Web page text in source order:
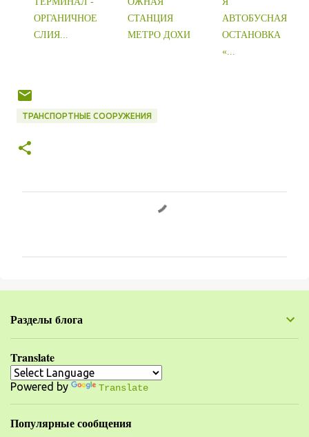
ОРГАНИЧНОЕ
СЛИЯ...
СТАНЦИЯ
МЕТРО ДОХИ
АВТОБУСНАЯ
ОСТАНОВКА
«...
ТРАНСПОРТНЫЕ СООРУЖЕНИЯ
е
т
р
и
и
Разделы блога
Translate
Powered by Translate
Популярные сообщения